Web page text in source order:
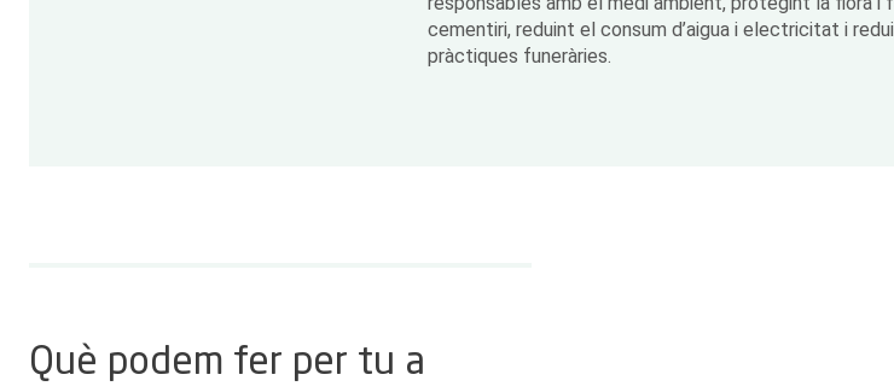
cementiri, reduint el consum d’aigua i electricitat i
pràctiques funeràries.
Què podem fer per tu a